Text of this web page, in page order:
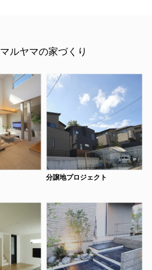
マルヤマの家づくり
分譲地プロジェクト